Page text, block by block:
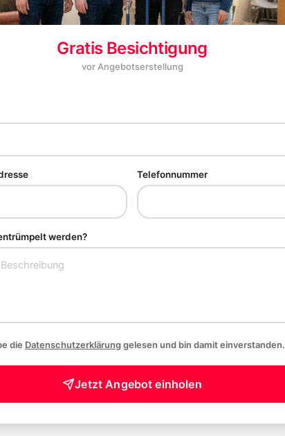
Gratis Besichtigung
vor Angebotserstellung
Telefonnummer
werden?
die Datenschutzerklärunggelesen und bin damit einverstanden.
Jetzt Angebot einholen